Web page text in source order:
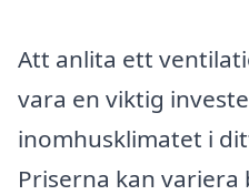
Att anlita ett
vara en viktig
inomhusklimatet i
Priserna kan